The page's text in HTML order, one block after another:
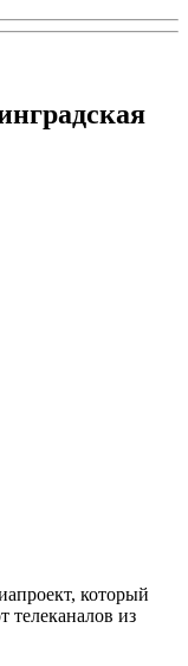
который
телеканалов из